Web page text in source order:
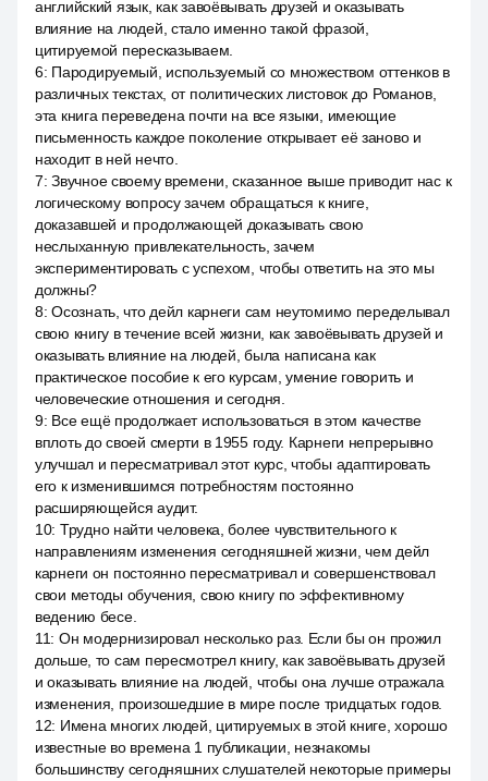
английский язык, как завоёвывать друзей и оказывать
влияние на людей, стало именно такой фразой,
цитируемой пересказываем.
6: Пародируемый, используемый со множеством оттенков в
различных текстах, от политических листовок до Романов,
эта книга переведена почти на все языки, имеющие
письменность каждое поколение открывает её заново и
находит в ней нечто.
7:Звучное своему времени, сказанное выше приводит нас к
логическому вопросу зачем обращаться к книге,
доказавшей и продолжающей доказывать свою
неслыханную привлекательность, зачем
экспериментировать с успехом, чтобы ответить на это мы
должны?
8:Осознать, что дейл карнеги сам неутомимо переделывал
свою книгу в течение всей жизни, как завоёвывать друзей и
оказывать влияние на людей, была написана как
практическое пособие к его курсам, умение говорить и
человеческие отношения и сегодня.
9: Все ещё продолжает использоваться в этом качестве
вплоть до своей смерти в 1955 году. Карнеги непрерывно
улучшал и пересматривал этот курс, чтобы адаптировать
его к изменившимся потребностям постоянно
расширяющейся аудит.
10: Трудно найти человека, более чувствительного к
направлениям изменения сегодняшней жизни, чем дейл
карнеги он постоянно пересматривал и совершенствовал
свои методы обучения, свою книгу по эффективному
ведению бесе.
11: Он модернизировал несколько раз. Если бы он прожил
дольше, то сам пересмотрел книгу, как завоёвывать друзей
и оказывать влияние на людей, чтобы она лучше отражала
изменения, произошедшие в мире после тридцатых годов.
12: Имена многих людей, цитируемых в этой книге, хорошо
известные во времена 1 публикации, незнакомы
большинству сегодняшних слушателей некоторые примеры